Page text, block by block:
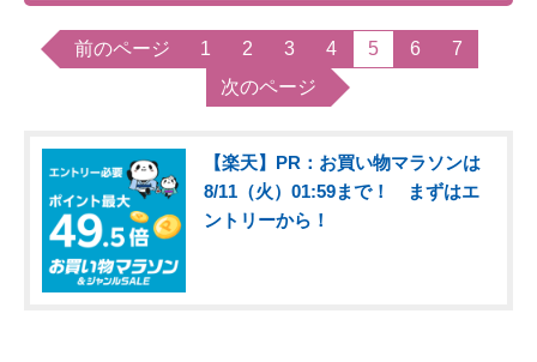
前のページ 1 2 3 4 5 6
7
次のページ
【楽天】PR：お買い物マラソンは
8/11（火）01:59まで！ まずはエ
ントリーから！